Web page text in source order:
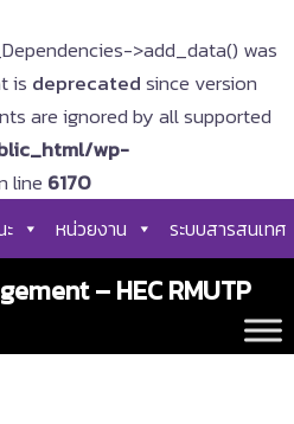
>add_data() was
is deprecatedsince version
are ignored by all supported
wp-
line 6170
หน่วยงาน ระบบสารสนเทศ
– HEC RMUTP